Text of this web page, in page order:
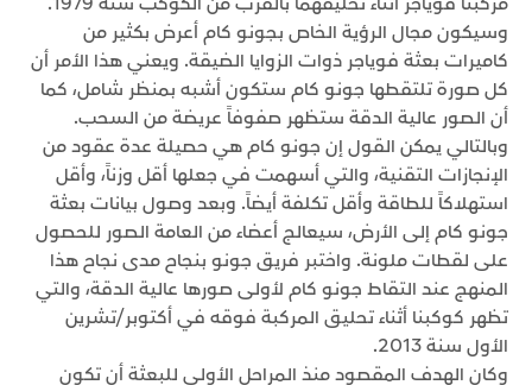
وسيكون مجال الرؤية الخاص بجونو كام أعرض بكثير من
كاميرات بعثة فوياجر ذوات الزوايا الضيقة. ويعني هذا الأمر أن
كل صورة تلتقطها جونو كام ستكون أشبه بمنظر شامل، كما
أن الصور عالية الدقة ستظهر صفوفاً عريضة من السحب.
وبالتالي يمكن القول إن جونو كام هي حصيلة عدة عقود من
الإنجازات التقنية، والتي أسهمت في جعلها أقل وزناً، وأقل
استهلاكاً للطاقة وأقل تكلفة أيضاً. وبعد وصول بيانات بعثة
جونو كام إلى الأرض، سيعالج أعضاء من العامة الصور للحصول
على لقطات ملونة. واختبر فريق جونو بنجاح مدى نجاح هذا
المنهج عند التقاط جونو كام لأولى صورها عالية الدقة، والتي
تظهر كوكبنا أثناء تحليق المركبة فوقه في أكتوبر/تشرين
الأول سنة 2013.
وكان الهدف المقصود منذ المراحل الأولى للبعثة أن تكون